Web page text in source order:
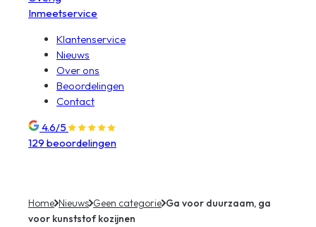
Inmeetservice
Klantenservice
Nieuws
Over ons
Beoordelingen
Contact
4.6/5
129 beoordelingen
Home Nieuws Geen categorie Ga voor duurzaam, ga
voor kunststof kozijnen